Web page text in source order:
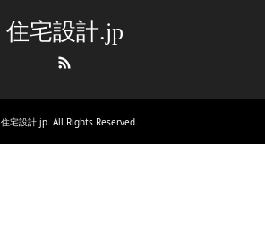
住宅設計.jp
住宅設計.jp. All Rights Reserved.